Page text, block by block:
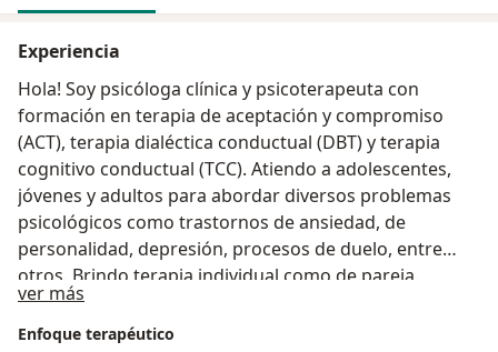
Experiencia
Hola! Soy psicóloga clínica y psicoterapeuta con
formación en terapia de aceptación y compromiso
(ACT), terapia dialéctica conductual (DBT) y terapia
cognitivo conductual (TCC). Atiendo a adolescentes,
jóvenes y adultos para abordar diversos problemas
psicológicos como trastornos de ansiedad, de
personalidad, depresión, procesos de duelo, entre
otros. Brindo terapia individual como de pareja.
ver más
Enfoque terapéutico